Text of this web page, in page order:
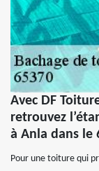
Avec DF
retrouvez
à Anla dans le
Pour une toiture qui